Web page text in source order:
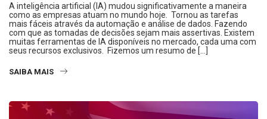
A inteligência artificial (IA) mudou significativamente a maneira
como as empresas atuam no mundo hoje. Tornou as tarefas
mais fáceis através da automação e análise de dados. Fazendo
com que as tomadas de decisões sejam mais assertivas. Existem
muitas ferramentas de IA disponíveis no mercado, cada uma com
seus recursos exclusivos. Fizemos um resumo de […]
SAIBA MAIS